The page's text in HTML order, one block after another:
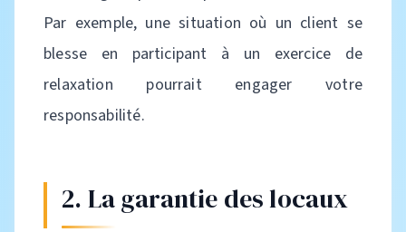
Par exemple, une situation où un client se
blesse en participant à un exercice de
relaxation pourrait engager votre
responsabilité.
2. La garantie des locaux